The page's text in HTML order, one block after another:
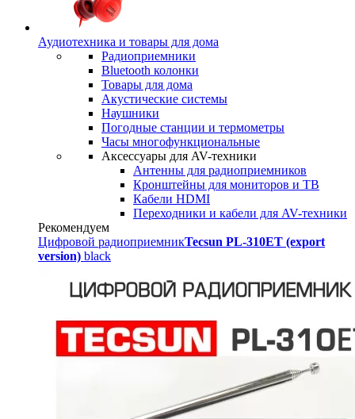
Аудиотехника и товары для дома
Радиоприемники
Bluetooth колонки
Товары для дома
Акустические системы
Наушники
Погодные станции и термометры
Часы многофункциональные
Аксессуары для AV-техники
Антенны для радиоприемников
Кронштейны для мониторов и ТВ
Кабели HDMI
Переходники и кабели для AV-техники
Рекомендуем
Цифровой радиоприемникTecsun PL-310ET (export
version) black